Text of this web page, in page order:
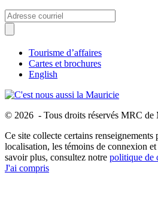
Tourisme d’affaires
Cartes et brochures
English
© 2026 - Tous droits réservés MRC de
Ce site collecte certains renseignements
localisation, les témoins de connexion
savoir plus, consultez notre politique de
J'ai compris